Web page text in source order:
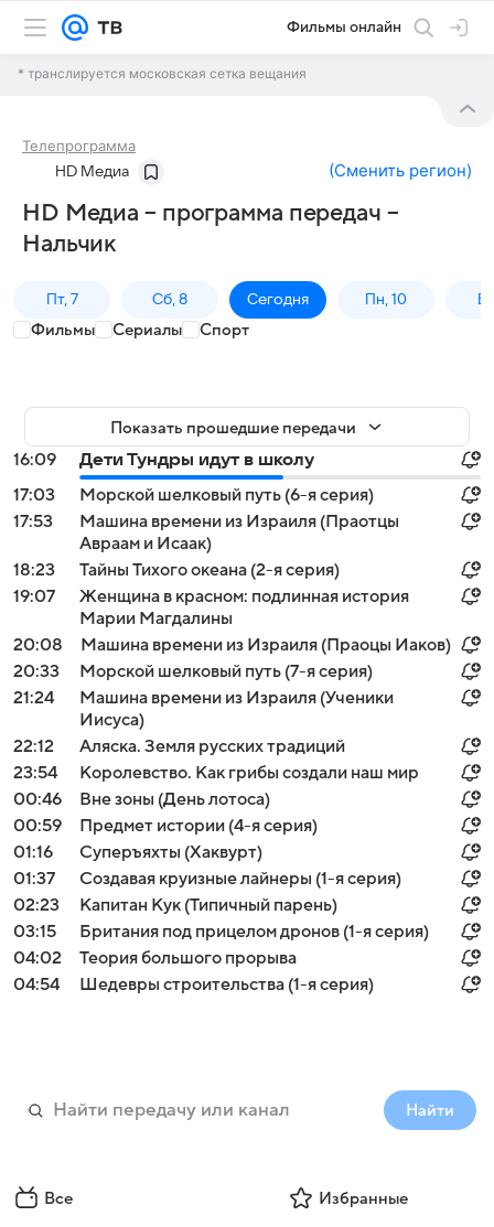
Фильмы онлайн
* транслируется московская сетка вещания
Телепрограмма
HD Медиа (Сменить регион)
HD Медиа – программа передач –
Нальчик
Пт, 7 Сб, 8 Сегодня Пн, 10
Фильмы Сериалы Спорт
Показать прошедшие передачи
16:09
Дети Тундры идут в школу
17:03
Морской шелковый путь (6-я серия)
17:53
Машина времени из Израиля (Праотцы
Авраам и Исаак)
18:23
Тайны Тихого океана (2-я серия)
19:07
Женщина в красном: подлинная история
Марии Магдалины
20:08
Машина времени из Израиля (Праоцы Иаков)
20:33
Морской шелковый путь (7-я серия)
21:24
Машина времени из Израиля (Ученики
Иисуса)
22:12
Аляска. Земля русских традиций
23:54
Королевство. Как грибы создали наш мир
00:46
Вне зоны (День лотоса)
00:59
Предмет истории (4-я серия)
01:16
Суперъяхты (Хаквурт)
01:37
Создавая круизные лайнеры (1-я серия)
02:23
Капитан Кук (Типичный парень)
03:15
Британия под прицелом дронов (1-я серия)
04:02
Теория большого прорыва
04:54
Шедевры строительства (1-я серия)
Найти
Все Избранные